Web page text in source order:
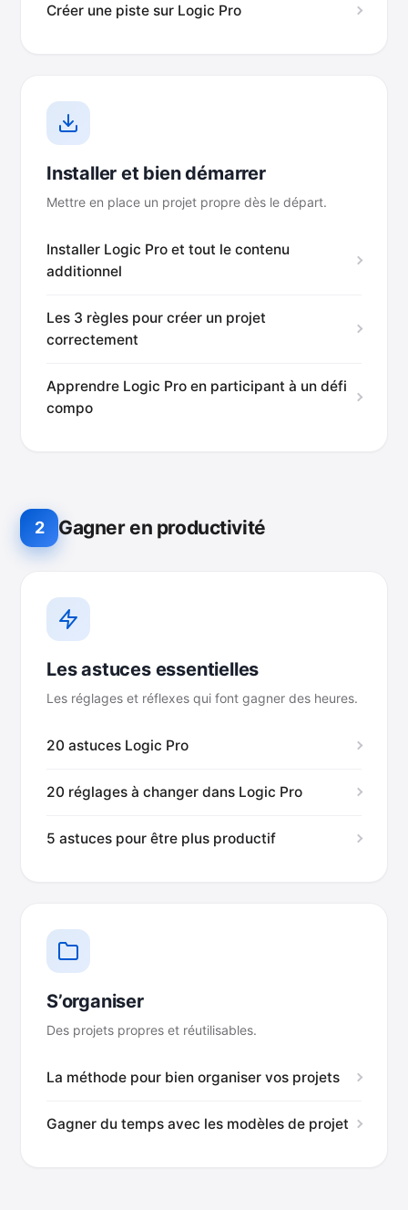
Créer une piste sur Logic Pro
Installer et bien démarrer
Mettre en place un projet propre dès le départ.
Installer Logic Pro et tout le contenu
additionnel
Les 3 règles pour créer un projet
correctement
Apprendre Logic Pro en participant à un défi
compo
2 Gagner en productivité
Les astuces essentielles
Les réglages et réflexes qui font gagner des heures.
20 astuces Logic Pro
20 réglages à changer dans Logic Pro
5 astuces pour être plus productif
S’organiser
Des projets propres et réutilisables.
La méthode pour bien organiser vos projets
Gagner du temps avec les modèles de projet